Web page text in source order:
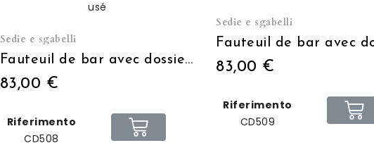
Sedie e sgabelli
Fauteuil de bar avec dossier noir usé
83,00 €
Riferimento
CD508
Sedie e sgabelli
83,00 €
Riferimento
CD509